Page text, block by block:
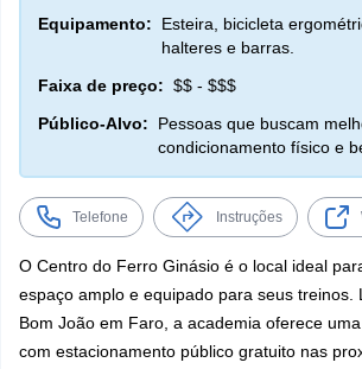
Equipamento:
Esteira, bicicleta
halteres e barras.
Faixa de preço: $$ - $$$
Público-Alvo:
Pessoas que buscam
condicionamento físico e
Telefone Instruções
O Centro do Ferro Ginásio é o local ideal
espaço amplo e equipado para seus treinos.
Bom João em Faro, a academia oferece
com estacionamento público gratuito nas